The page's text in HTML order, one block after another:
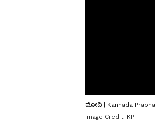
ಮೋದಿ | Kannada Prabha
Image Credit: KP